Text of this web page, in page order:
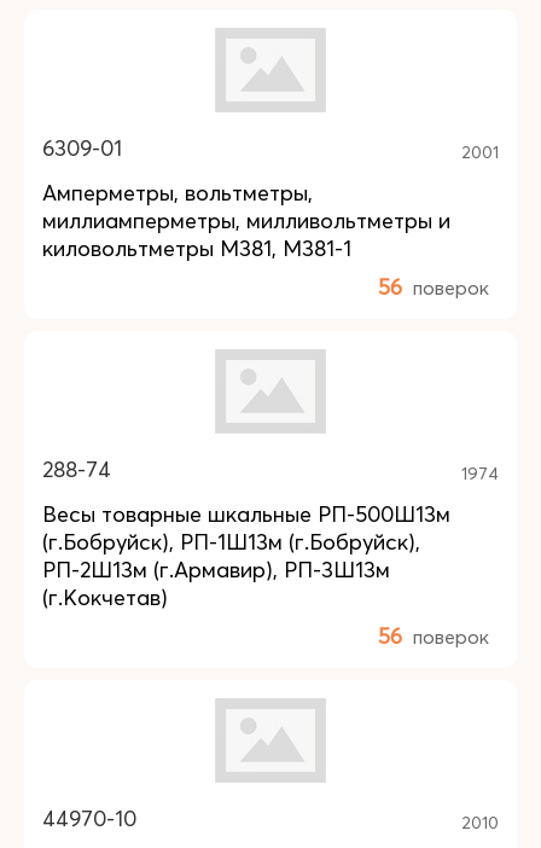
6309-01 2001
Амперметры, вольтметры,
миллиамперметры, милливольтметры и
киловольтметры М381, М381-1
56 поверок
288-74 1974
Весы товарные шкальные РП-500Ш13м
(г.Бобруйск), РП-1Ш13м (г.Бобруйск),
РП-2Ш13м (г.Армавир), РП-3Ш13м
(г.Кокчетав)
56 поверок
44970-10 2010